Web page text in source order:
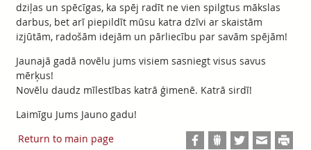
dziļas un spēcīgas, ka spēj radīt ne vien spilgtus mākslas
darbus, bet arī piepildīt mūsu katra dzīvi ar skaistām
izjūtām, radošām idejām un pārliecību par savām spējām!
Jaunajā gadā novēlu jums visiem sasniegt visus savus
mērķus!
Novēlu daudz mīlestības katrā ģimenē. Katrā sirdī!
Laimīgu Jums Jauno gadu!
Return to main page